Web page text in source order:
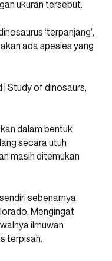
ukuran tersebut.
‘terpanjang’,
ada spesies yang
dalam bentuk
secara utuh
masih ditemukan
sebenarnya
Mengingat
ilmuwan
terpisah.